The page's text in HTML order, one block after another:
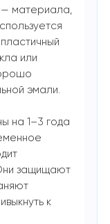
— материала,
или
эмали.
на 1–3 года
защищают
к